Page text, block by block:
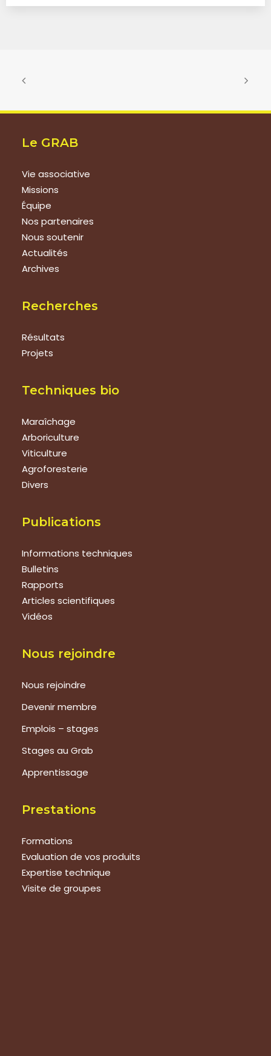
Le GRAB
Vie associative
Missions
Équipe
Nos partenaires
Nous soutenir
Actualités
Archives
Recherches
Résultats
Projets
Techniques bio
Maraîchage
Arboriculture
Viticulture
Agroforesterie
Divers
Publications
Informations techniques
Bulletins
Rapports
Articles scientifiques
Vidéos
Nous rejoindre
Nous rejoindre
Devenir membre
Emplois – stages
Stages au Grab
Apprentissage
Prestations
Formations
Evaluation de vos produits
Expertise technique
Visite de groupes